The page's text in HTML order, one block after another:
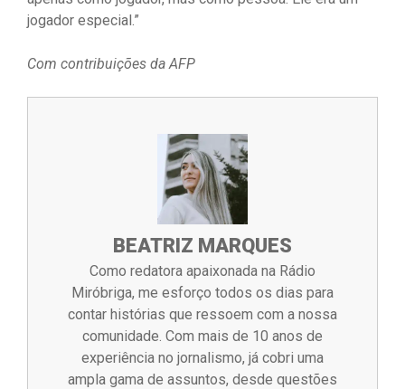
jogador especial.”
Com contribuições da AFP
BEATRIZ MARQUES
Como redatora apaixonada na Rádio
Miróbriga, me esforço todos os dias para
contar histórias que ressoem com a nossa
comunidade. Com mais de 10 anos de
experiência no jornalismo, já cobri uma
ampla gama de assuntos, desde questões